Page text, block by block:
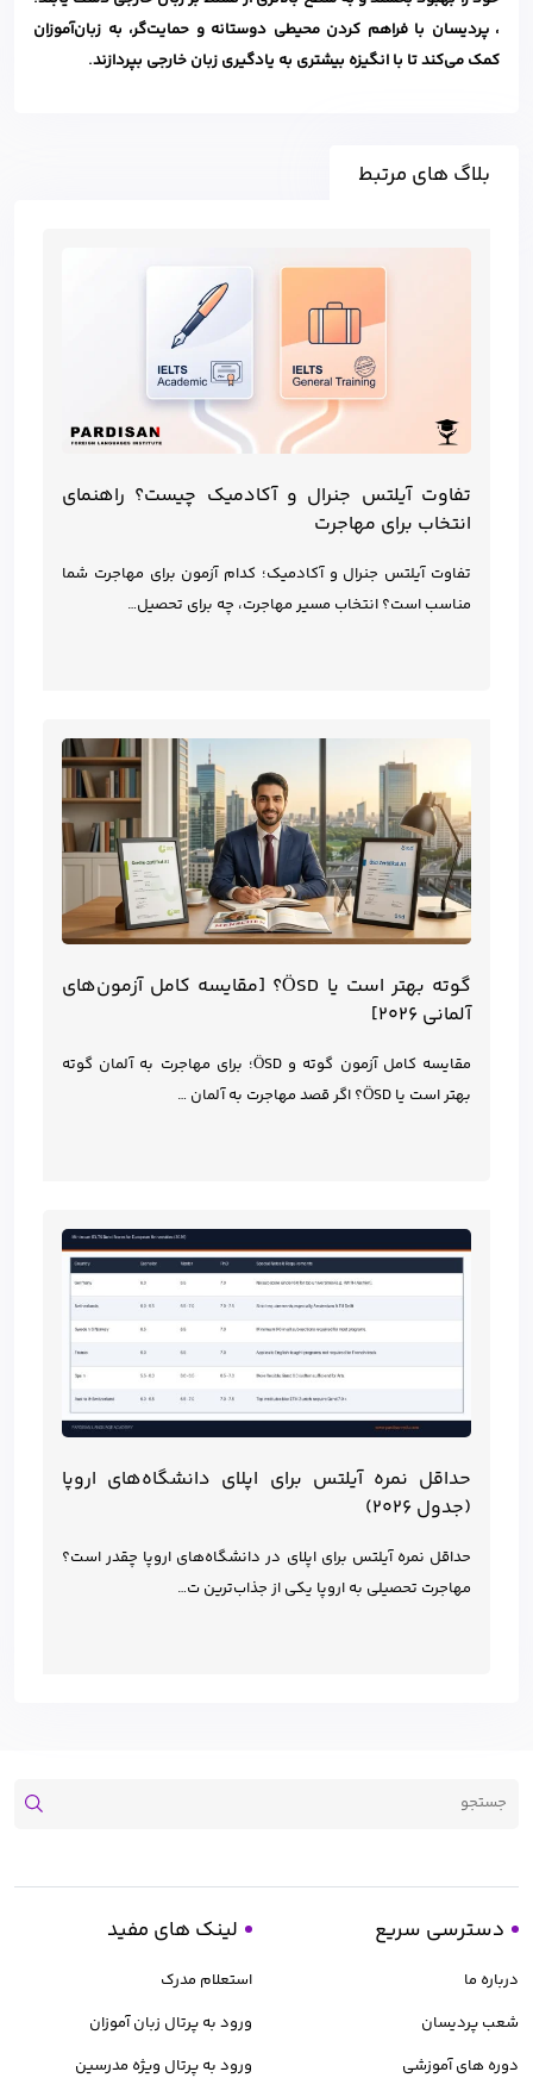
، پردیسان با فراهم کردن محیطی دوستانه و حمایت‌گر، به زبان‌آموزان
کمک می‌کند تا با انگیزه بیشتری به یادگیری زبان خارجی بپردازند.
بلاگ های مرتبط
تفاوت آیلتس جنرال و آکادمیک چیست؟ راهنمای
انتخاب برای مهاجرت
تفاوت آیلتس جنرال و آکادمیک؛ کدام آزمون برای مهاجرت شما
مناسب است؟ انتخاب مسیر مهاجرت، چه برای تحصیل…
گوته بهتر است یا ÖSD؟ [مقایسه کامل آزمون‌های
آلمانی ۲۰۲۶]
مقایسه کامل آزمون گوته و ÖSD؛ برای مهاجرت به آلمان گوته
بهتر است یا ÖSD؟ اگر قصد مهاجرت به آلمان …
حداقل نمره آیلتس برای اپلای دانشگاه‌های اروپا
(جدول ۲۰۲۶)
حداقل نمره آیلتس برای اپلای در دانشگاه‌های اروپا چقدر است؟
مهاجرت تحصیلی به اروپا یکی از جذاب‌ترین ت…
دسترسی سریع
درباره ما
شعب پردیسان
دوره های آموزشی
لینک های مفید
استعلام مدرک
ورود به پرتال زبان آموزان
ورود به پرتال ویژه مدرسین